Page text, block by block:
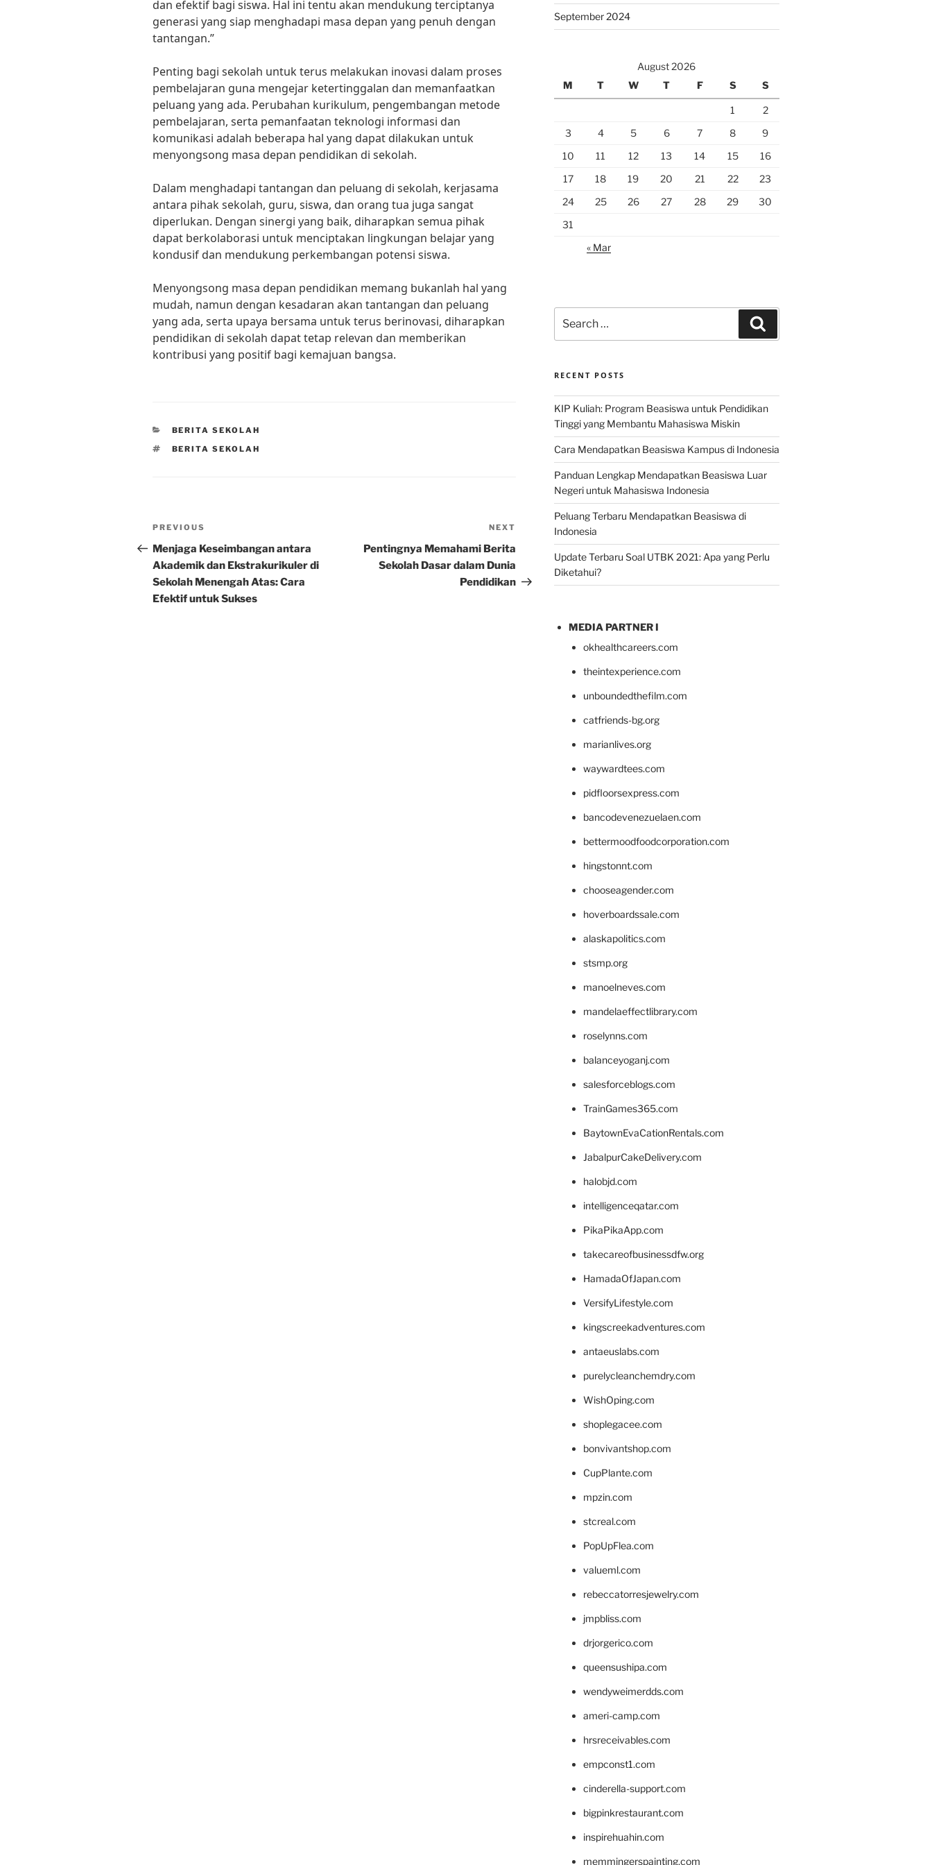
dan efektif bagi siswa. Hal ini tentu akan mendukung terciptanya
generasi yang siap menghadapi masa depan yang penuh dengan
tantangan.”
Penting bagi sekolah untuk terus melakukan inovasi dalam proses
pembelajaran guna mengejar ketertinggalan dan memanfaatkan
peluang yang ada. Perubahan kurikulum, pengembangan metode
pembelajaran, serta pemanfaatan teknologi informasi dan
komunikasi adalah beberapa hal yang dapat dilakukan untuk
menyongsong masa depan pendidikan di sekolah.
Dalam menghadapi tantangan dan peluang di sekolah, kerjasama
antara pihak sekolah, guru, siswa, dan orang tua juga sangat
diperlukan. Dengan sinergi yang baik, diharapkan semua pihak
dapat berkolaborasi untuk menciptakan lingkungan belajar yang
kondusif dan mendukung perkembangan potensi siswa.
Menyongsong masa depan pendidikan memang bukanlah hal yang
mudah, namun dengan kesadaran akan tantangan dan peluang
yang ada, serta upaya bersama untuk terus berinovasi, diharapkan
pendidikan di sekolah dapat tetap relevan dan memberikan
kontribusi yang positif bagi kemajuan bangsa.
CATEGORIES
BERITA SEKOLAH
TAGS
BERITA SEKOLAH
Post
navigation
Previous
Post
PREVIOUS
Menjaga Keseimbangan antara
Akademik dan Ekstrakurikuler di
Sekolah Menengah Atas: Cara
Efektif untuk Sukses
NEXT
Pentingnya Memahami Berita
Sekolah Dasar dalam Dunia
Pendidikan
September 2024
August 2026
M
T W T F S S
1
2
3
4 5 6 7 8
9
10
11 12 13 14 15
16
17
18 19 20 21 22
23
24
25 26 27 28 29
30
31
« Mar
for:
RECENT POSTS
KIP Kuliah: Program Beasiswa untuk Pendidikan
Tinggi yang Membantu Mahasiswa Miskin
Cara Mendapatkan Beasiswa Kampus di Indonesia
Panduan Lengkap Mendapatkan Beasiswa Luar
Negeri untuk Mahasiswa Indonesia
Peluang Terbaru Mendapatkan Beasiswa di
Indonesia
Update Terbaru Soal UTBK 2021: Apa yang Perlu
Diketahui?
MEDIA PARTNER I
okhealthcareers.com
theintexperience.com
unboundedthefilm.com
catfriends-bg.org
marianlives.org
waywardtees.com
pidfloorsexpress.com
bancodevenezuelaen.com
bettermoodfoodcorporation.com
hingstonnt.com
chooseagender.com
hoverboardssale.com
alaskapolitics.com
stsmp.org
manoelneves.com
mandelaeffectlibrary.com
roselynns.com
balanceyoganj.com
salesforceblogs.com
TrainGames365.com
BaytownEvaCationRentals.com
JabalpurCakeDelivery.com
halobjd.com
intelligenceqatar.com
PikaPikaApp.com
takecareofbusinessdfw.org
HamadaOfJapan.com
VersifyLifestyle.com
kingscreekadventures.com
antaeuslabs.com
purelycleanchemdry.com
WishOping.com
shoplegacee.com
bonvivantshop.com
CupPlante.com
mpzin.com
stcreal.com
PopUpFlea.com
valueml.com
rebeccatorresjewelry.com
jmpbliss.com
drjorgerico.com
queensushipa.com
wendyweimerdds.com
ameri-camp.com
hrsreceivables.com
empconst1.com
cinderella-support.com
bigpinkrestaurant.com
inspirehuahin.com
memmingerspainting.com